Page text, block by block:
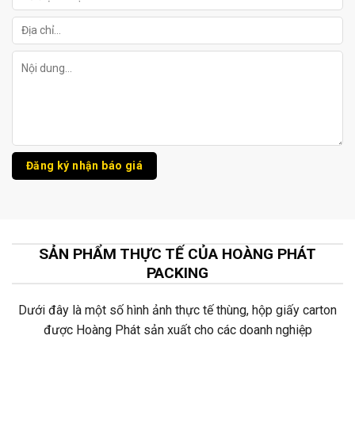
SẢN PHẨM THỰC TẾ CỦA HOÀNG PHÁT
PACKING
Dưới đây là một số hình ảnh thực tế thùng, hộp giấy carton
được Hoàng Phát sản xuất cho các doanh nghiệp